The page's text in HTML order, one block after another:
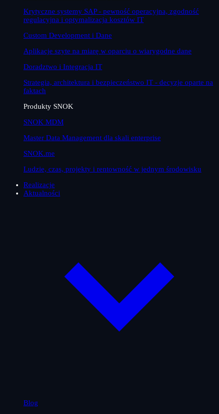
Krytyczne systemy SAP - pewność operacyjna, zgodność
regulacyjna i optymalizacja kosztów IT
Custom Development i Dane
Aplikacje szyte na miarę w oparciu o wiarygodne dane
Doradztwo i Integracja IT
Strategia, architektura i bezpieczeństwo IT - decyzje oparte na
faktach
Produkty SNOK
SNOK MDM
Master Data Management dla skali enterprise
SNOK.me
Ludzie, czas, projekty i rentowność w jednym środowisku
Realizacje
Aktualności
Blog